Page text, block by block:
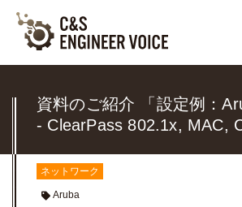
資料のご紹介 「設定例：
- ClearPass 802.1x, MAC,
ネットワーク
Aruba